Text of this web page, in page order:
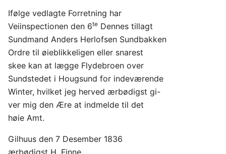
Ifølge vedlagte Forretning har
Veiinspectionen den 6te Dennes tillagt
Sundmand Anders Herlofsen Sundbakken
Ordre til øieblikkeligen eller snarest
skee kan at lægge Flydebroen over
Sundstedet i Hougsund for indeværende
Winter, hvilket jeg herved ærbødigst gi-
ver mig den Ære at indmelde til det
høie Amt.
Gilhuus den 7 Desember 1836
ærbødigst H. Finne